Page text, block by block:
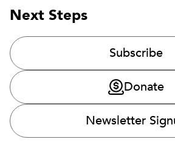
Next Steps
Subscribe
Donate
Newsletter